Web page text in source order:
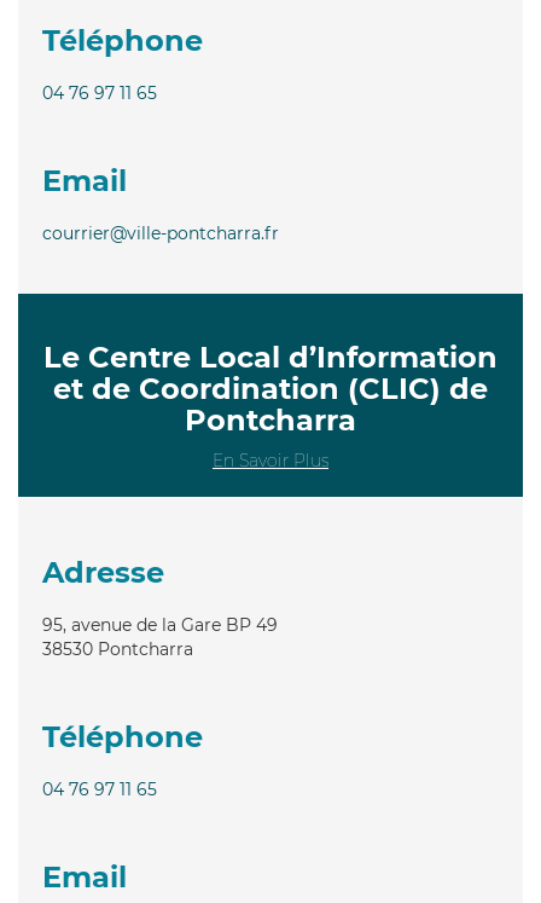
Téléphone
04 76 97 11 65
Email
courrier@ville-pontcharra.fr
Le Centre Local d’Information
et de Coordination (CLIC) de
Pontcharra
En Savoir Plus
Adresse
95, avenue de la Gare BP 49
38530 Pontcharra
Téléphone
04 76 97 11 65
Email